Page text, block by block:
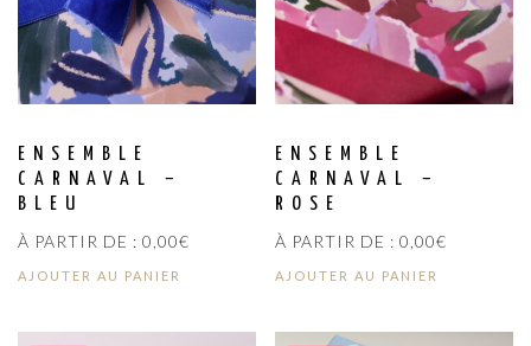
ENSEMBLE
CARNAVAL –
BLEU
À PARTIR DE : 0,00€
AJOUTER AU PANIER
ENSEMBLE
CARNAVAL –
ROSE
À PARTIR DE :0,00€
AJOUTER AU PANIER